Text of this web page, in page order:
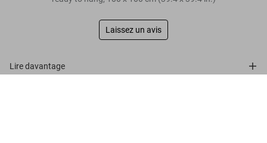
Laissez un avis
Lire davantage